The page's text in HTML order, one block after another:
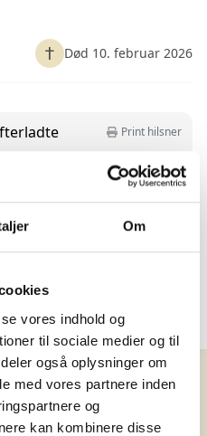
Om
vores indhold og
til sociale medier og til
også oplysninger om
med vores partnere inden
og
kan kombinere disse
Død 10. februar 2026
Print hilsner
eller videoer. Bliv den
ind